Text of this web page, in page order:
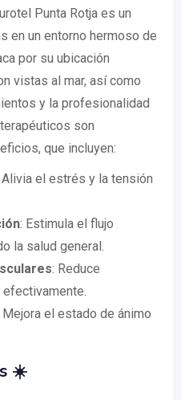
Punta Rotja es un
en un entorno hermoso de
por su ubicación
vistas al mar, así como
y la profesionalidad
son
que incluyen:
Alivia el estrés y la tensión
: Estimula el flujo
la salud general.
: Reduce
Mejora el estado de ánimo
☀️